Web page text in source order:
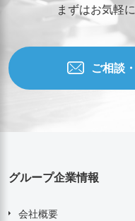
まずはお気軽
ご相談
グループ企業情報
会社概要